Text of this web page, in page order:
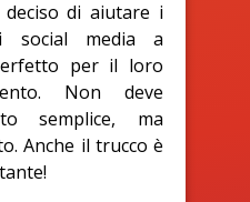
di aiutare i
social media a
per il loro
Non deve
semplice, ma
Anche il trucco è